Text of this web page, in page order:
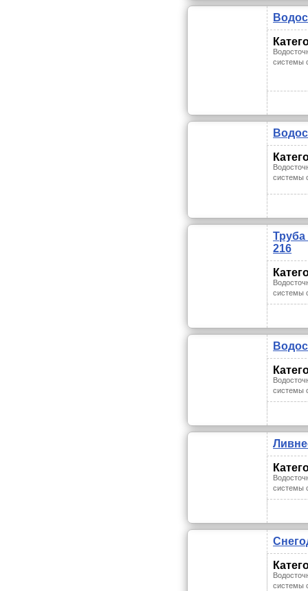
системы
системы
216
системы
системы
системы
системы